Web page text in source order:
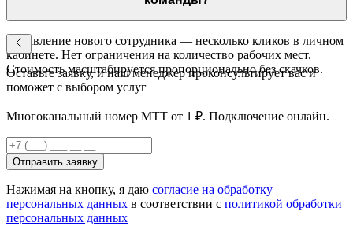
Добавление нового сотрудника — несколько кликов в личном
кабинете. Нет ограничения на количество рабочих мест.
Стоимость масштабируется пропорционально без скачков.
Оставьте заявку, и наш менеджер проконсультирует вас и
поможет с выбором услуг
Многоканальный номер МТТ от 1 ₽. Подключение онлайн.
Отправить заявку
Нажимая на кнопку, я даю согласие на обработку
персональных данных в соответствии с политикой обработки
персональных данных